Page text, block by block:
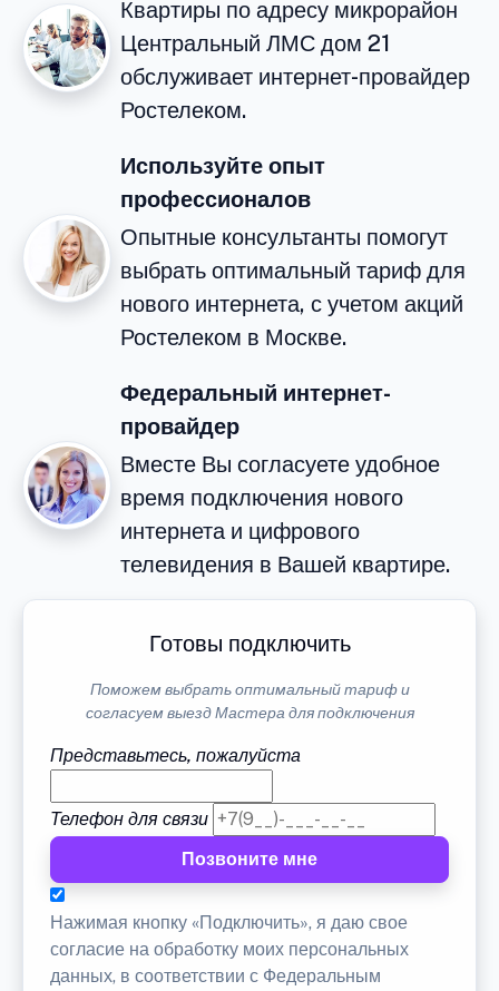
Квартиры по адресу микрорайон
Центральный ЛМС дом 21
обслуживает интернет-провайдер
Ростелеком.
Используйте опыт
профессионалов
Опытные консультанты помогут
выбрать оптимальный тариф для
нового интернета, с учетом акций
Ростелеком в Москве.
Федеральный интернет-
провайдер
Вместе Вы согласуете удобное
время подключения нового
интернета и цифрового
телевидения в Вашей квартире.
Готовы подключить
Поможем выбрать оптимальный тариф и
согласуем выезд Мастера для подключения
Представьтесь, пожалуйста
Телефон для связи
Позвоните мне
Нажимая кнопку «Подключить», я даю свое
согласие на обработку моих персональных
данных, в соответствии с Федеральным